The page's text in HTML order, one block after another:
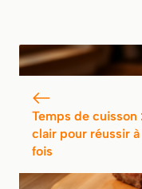
Temps de cuisson
clair pour réussir
fois